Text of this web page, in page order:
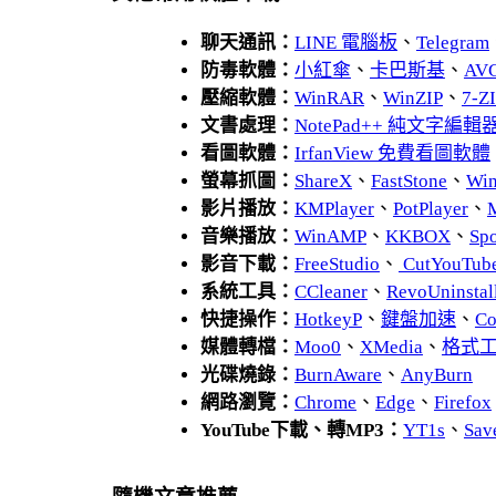
聊天通訊： LINE 電腦板 、 Telegram
防毒軟體： 小紅傘 、 卡巴斯基、
壓縮軟體： WinRAR、 WinZIP、 7-
文書處理： NotePad++ 純文字編輯
看圖軟體： IrfanView 免費看圖軟體
螢幕抓圖： ShareX、 FastStone 、
影片播放： KMPlayer、 PotPlayer、
音樂播放： WinAMP、 KKBOX、
影音下載： FreeStudio 、
系統工具： CCleaner、
快捷操作： HotkeyP、 鍵盤加速、
媒體轉檔： Moo0 、 XMedia、 格式
光碟燒錄： BurnAware 、 AnyBurn
網路瀏覽： Chrome 、 Edge 、 Firefox
YouTube下載、轉MP3： YT1s 、